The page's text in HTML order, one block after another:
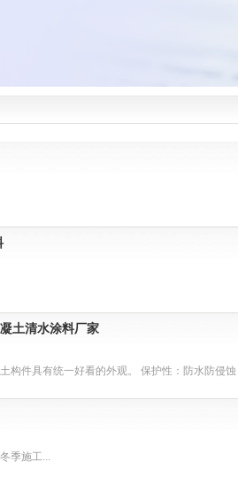
土清水涂料厂家
构件具有统一好看的外观。 保护性：防水防侵
季施工...